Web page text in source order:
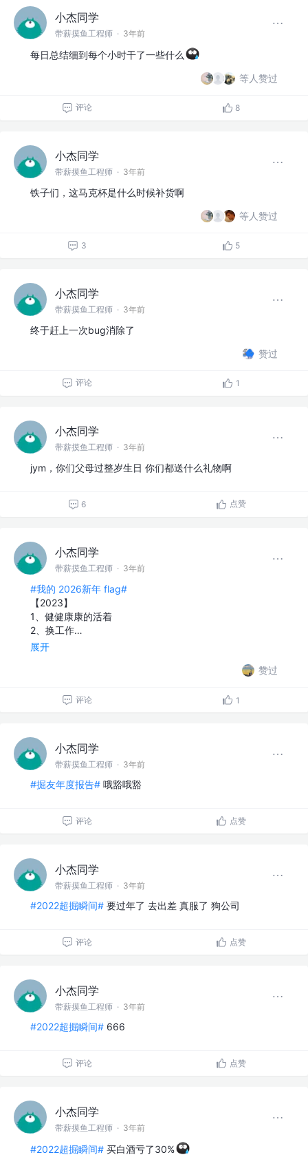
小杰同学
带薪摸鱼工程师 · 3年前
每日总结细到每个小时干了一些什么
等人赞过
评论 8
小杰同学
带薪摸鱼工程师 · 3年前
铁子们，这马克杯是什么时候补货啊
等人赞过
3 5
小杰同学
带薪摸鱼工程师 · 3年前
终于赶上一次bug消除了
赞过
评论 1
小杰同学
带薪摸鱼工程师 · 3年前
jym，你们父母过整岁生日 你们都送什么礼物啊
6 点赞
小杰同学
带薪摸鱼工程师 · 3年前
#我的 2026新年 flag#
【2023】
1、健健康康的活着
2、换工作…
展开
赞过
评论 1
小杰同学
带薪摸鱼工程师 · 3年前
#掘友年度报告# 哦豁哦豁
评论 点赞
小杰同学
带薪摸鱼工程师 · 3年前
#2022超掘瞬间# 要过年了 去出差 真服了 狗公司
评论 点赞
小杰同学
带薪摸鱼工程师 · 3年前
#2022超掘瞬间# 666
评论 点赞
小杰同学
带薪摸鱼工程师 · 3年前
#2022超掘瞬间# 买白酒亏了30%